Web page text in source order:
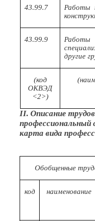
43.99.7
Работы
43.99.9
другие
(код
ОКВЭД
<2>)
II. Описание
профессиональный
карта вида
Обобщенные
код наименование